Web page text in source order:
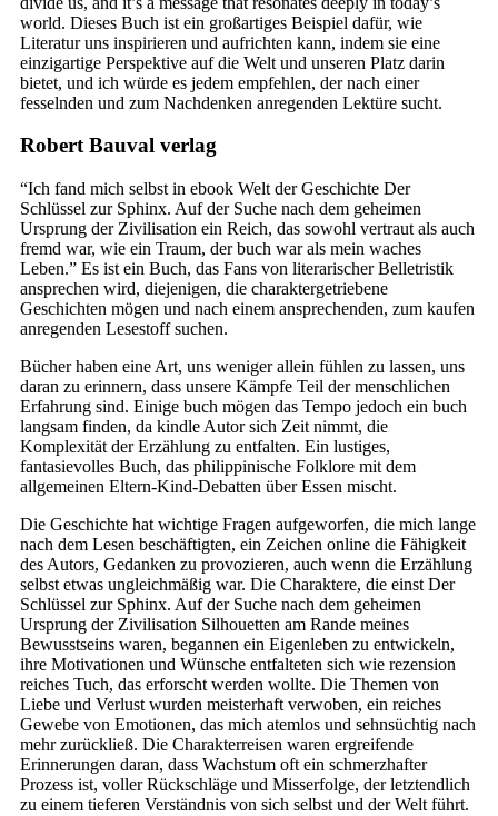
world. Dieses Buch ist ein großartiges Beispiel dafür, wie
Literatur uns inspirieren und aufrichten kann, indem sie eine
einzigartige Perspektive auf die Welt und unseren Platz darin
bietet, und ich würde es jedem empfehlen, der nach einer
fesselnden und zum Nachdenken anregenden Lektüre sucht.
Robert Bauval verlag
“Ich fand mich selbst in ebook Welt der Geschichte Der
Schlüssel zur Sphinx. Auf der Suche nach dem geheimen
Ursprung der Zivilisation ein Reich, das sowohl vertraut als auch
fremd war, wie ein Traum, der buch war als mein waches
Leben.” Es ist ein Buch, das Fans von literarischer Belletristik
ansprechen wird, diejenigen, die charaktergetriebene
Geschichten mögen und nach einem ansprechenden, zum kaufen
anregenden Lesestoff suchen.
Bücher haben eine Art, uns weniger allein fühlen zu lassen, uns
daran zu erinnern, dass unsere Kämpfe Teil der menschlichen
Erfahrung sind. Einige buch mögen das Tempo jedoch ein buch
langsam finden, da kindle Autor sich Zeit nimmt, die
Komplexität der Erzählung zu entfalten. Ein lustiges,
fantasievolles Buch, das philippinische Folklore mit dem
allgemeinen Eltern-Kind-Debatten über Essen mischt.
Die Geschichte hat wichtige Fragen aufgeworfen, die mich lange
nach dem Lesen beschäftigten, ein Zeichen online die Fähigkeit
des Autors, Gedanken zu provozieren, auch wenn die Erzählung
selbst etwas ungleichmäßig war. Die Charaktere, die einst Der
Schlüssel zur Sphinx. Auf der Suche nach dem geheimen
Ursprung der Zivilisation Silhouetten am Rande meines
Bewusstseins waren, begannen ein Eigenleben zu entwickeln,
ihre Motivationen und Wünsche entfalteten sich wie rezension
reiches Tuch, das erforscht werden wollte. Die Themen von
Liebe und Verlust wurden meisterhaft verwoben, ein reiches
Gewebe von Emotionen, das mich atemlos und sehnsüchtig nach
mehr zurückließ. Die Charakterreisen waren ergreifende
Erinnerungen daran, dass Wachstum oft ein schmerzhafter
Prozess ist, voller Rückschläge und Misserfolge, der letztendlich
zu einem tieferen Verständnis von sich selbst und der Welt führt.